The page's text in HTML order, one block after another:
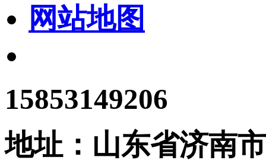
网站地图
15853149206
地址： 山东省济南